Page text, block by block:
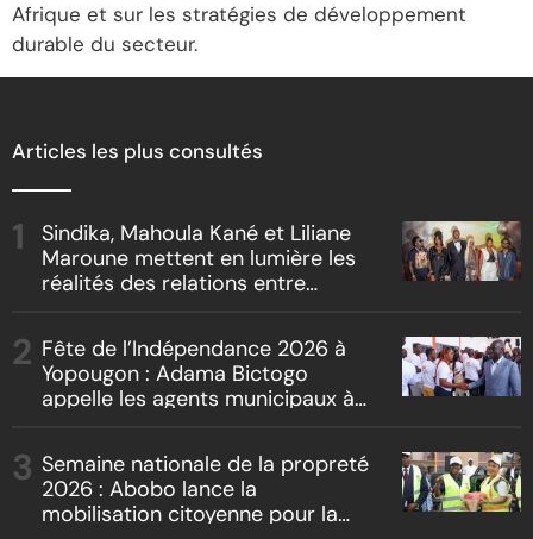
Afrique et sur les stratégies de développement
durable du secteur.
Articles les plus consultés
Sindika, Mahoula Kané et Liliane
Maroune mettent en lumière les
réalités des relations entre
« Boss vs Boss »
Fête de l’Indépendance 2026 à
Yopougon : Adama Bictogo
appelle les agents municipaux à
de la commune
Semaine nationale de la propreté
2026 : Abobo lance la
mobilisation citoyenne pour la